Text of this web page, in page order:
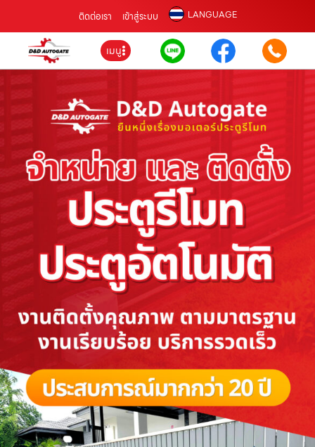
ติดต่อเรา เข้าสู่ระบบ LANGUAGE
เมนู